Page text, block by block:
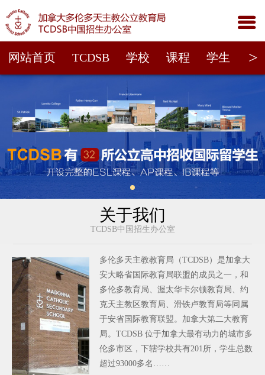

网站首页 TCDSB 学校 课程 学生 家
>
关于我们
TCDSB中国招生办公室
多伦多天主教教育局（TCDSB）是加拿大
安大略省国际教育局联盟的成员之一，和
多伦多教育局、渥太华卡尔顿教育局、约
克天主教区教育局、滑铁卢教育局等同属
于安省国际教育联盟。加拿大第二大教育
局。TCDSB 位于加拿大最有动力的城市多
伦多市区，下辖学校共有201所，学生总数
超过93000多名……